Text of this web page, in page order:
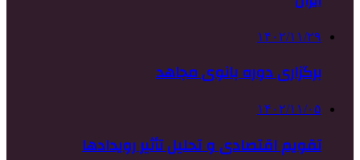
۱۴۰۲/۱۱/۲۹
برگزاری دوره بانوی مجاهد
۱۴۰۲/۱۱/۰۵
تقویم اقتصادی و تحلیل تأثیر رویدادها